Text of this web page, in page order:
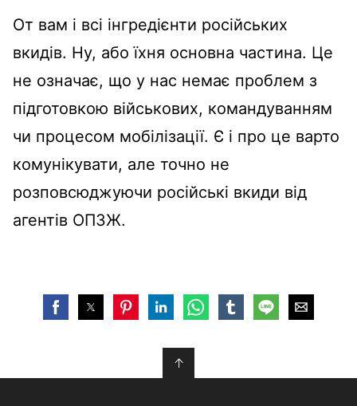
От вам і всі інгредієнти російських
вкидів. Ну, або їхня основна частина. Це
не означає, що у нас немає проблем з
підготовкою військових, командуванням
чи процесом мобілізації. Є і про це варто
комунікувати, але точно не
розповсюджуючи російські вкиди від
агентів ОПЗЖ.
↑